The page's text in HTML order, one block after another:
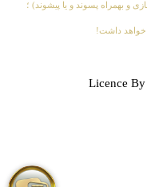
و بهمراه پسوند و یا پیشوند) ؛
خواهد داشت!
Licence